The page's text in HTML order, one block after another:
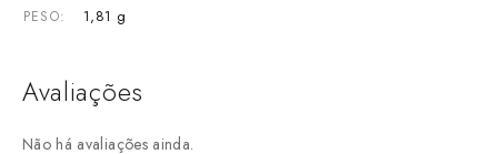
PESO 1,81 g
Avaliações
Não há avaliações ainda.